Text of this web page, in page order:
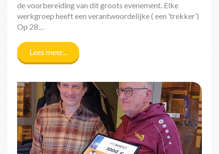
de voorbereiding van dit groots evenement. Elke
werkgroep heeft een verantwoordelijke ( een ’trekker’)
Op 28…
Lees meer...